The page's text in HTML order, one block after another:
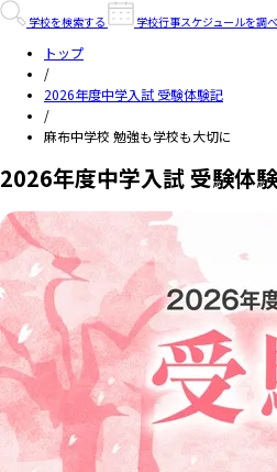
学校を検索する
学校行事スケジュールを調
トップ
/
2026年度中学入試 受験体験記
/
麻布中学校 勉強も学校も大切に
2026年度中学入試 受験体